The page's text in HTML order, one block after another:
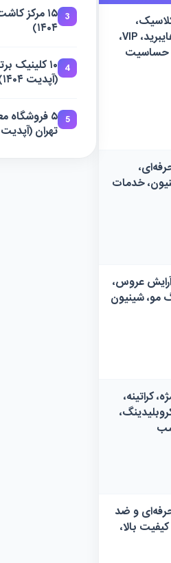
اسپایکی، هایبرید، VIP،
خدمات
عروس،
مو، شینیون
کراتینه،
و ضد
بالا،
3
۱۵ مرکز
۱۴۰۴)
4
۱۰ کلینیک
(آپدیت ۱۴۰۴)
5
۵ فروشگاه
تهران (آپدیت ۱۴۰۴)